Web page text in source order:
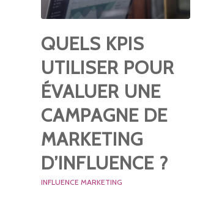
QUELS KPIS
UTILISER POUR
ÉVALUER UNE
CAMPAGNE DE
MARKETING
D’INFLUENCE ?
INFLUENCE MARKETING